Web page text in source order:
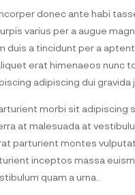
donec ante habi
varius per a augue
duis a tincidunt per a
erat himenaeos nunc
adipiscing dui gravida
morbi sit adipiscing
at malesuada at
parturient montes
inceptos massa
quam a urna.